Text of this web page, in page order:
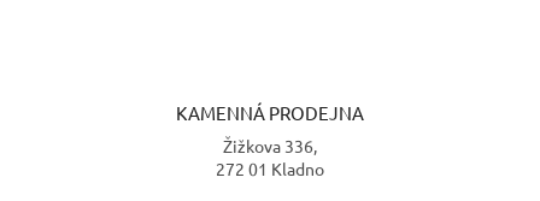
KAMENNÁ PRODEJNA
Žižkova 336,
272 01 Kladno